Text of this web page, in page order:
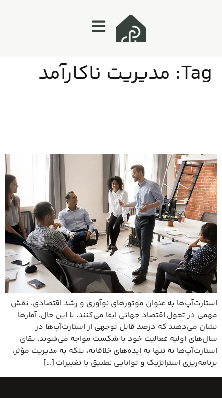
Tag: مدیریت ناکارآمد
استارت‌آپ‌ها به عنوان موتورهای نوآوری و رشد اقتصادی، نقش
مهمی در تحول اقتصاد جهانی ایفا می‌کنند. با این حال، آمارها
نشان می‌دهند که درصد قابل توجهی از استارت‌آپ‌ها در
سال‌های اولیه فعالیت خود با شکست مواجه می‌شوند. بقای
استارت‌آپ‌ها نه تنها به ایده‌های خلاقانه، بلکه به مدیریت مؤثر،
برنامه‌ریزی استراتژیک و توانایی تطبیق با تغییرات […]